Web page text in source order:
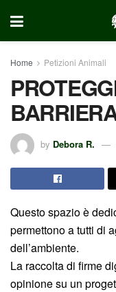
Home Petizioni Animali
by Debora R.
Questo spazio è
permettono a tutti di
dell’ambiente.
La raccolta di firme
opinione su un